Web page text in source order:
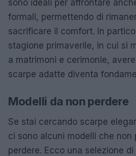
sono ideali per affrontare
formali, permettendo di
sacrificare il comfort. In
stagione primaverile, in cui si
a matrimoni e cerimonie,
scarpe adatte diventa
Modelli da non perdere
Se stai cercando scarpe
ci sono alcuni modelli che non
perdere. Ecco una selezione